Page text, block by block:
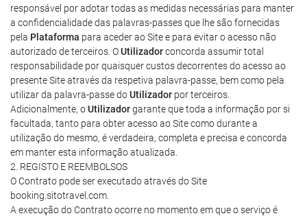
responsável por adotar todas as medidas necessárias para manter
a confidencialidade das palavras-passes que lhe são fornecidas
pela Plataforma para aceder ao Site e para evitar o acesso não
autorizado de terceiros. OUtilizadorconcorda assumir total
responsabilidade por quaisquer custos decorrentes do acesso ao
presente Site através da respetiva palavra-passe, bem como pela
utilizar da palavra-passe doUtilizador por terceiros.
Adicionalmente, oUtilizadorgarante que toda a informação por si
facultada, tanto para obter acesso ao Site como durante a
utilização do mesmo, é verdadeira, completa e precisa e concorda
em manter esta informação atualizada.
2. REGISTO E REEMBOLSOS
O Contrato pode ser executado através do Site
booking.sitotravel.com.
A execução do Contrato ocorre no momento em que o serviço é